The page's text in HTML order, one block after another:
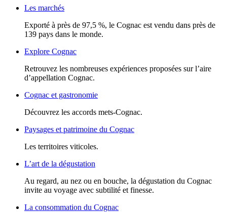
Les marchés
Exporté à près de 97,5 %, le Cognac est vendu dans près de
139 pays dans le monde.
Explore Cognac
Retrouvez les nombreuses expériences proposées sur l’aire
d’appellation Cognac.
Cognac et gastronomie
Découvrez les accords mets-Cognac.
Paysages et patrimoine du Cognac
Les territoires viticoles.
L’art de la dégustation
Au regard, au nez ou en bouche, la dégustation du Cognac
invite au voyage avec subtilité et finesse.
La consommation du Cognac